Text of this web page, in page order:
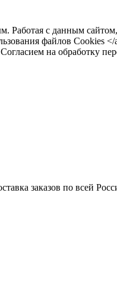
с данным
файлов Cookies </
на обработку
заказов по всей